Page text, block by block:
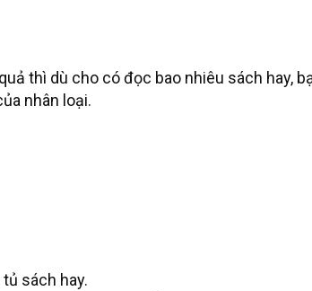
thì dù cho có đọc bao nhiêu sách hay,
nhân loại.
sách hay.